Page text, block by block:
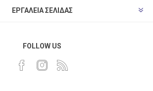
ΕΡΓΑΛΕΊΑ ΣΕΛΊΔΑΣ
FOLLOW US